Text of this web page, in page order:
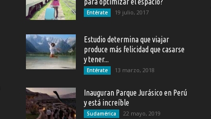
Entérate 19 julio, 2017
Estudio determina que viajar
produce más felicidad que casarse
y tener...
Entérate 13 marzo, 2018
Inauguran Parque Jurásico en Perú
y está increíble
Sudamérica 22 mayo, 2019